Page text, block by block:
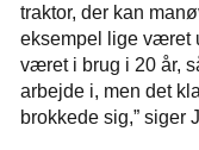
traktor, der kan
eksempel lige været
været i brug i 20 år,
arbejde i, men det
brokkede sig,” siger